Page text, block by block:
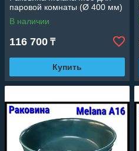
паровой комнаты (Ø 400 мм)
В наличии
116 700 ₸
Купить